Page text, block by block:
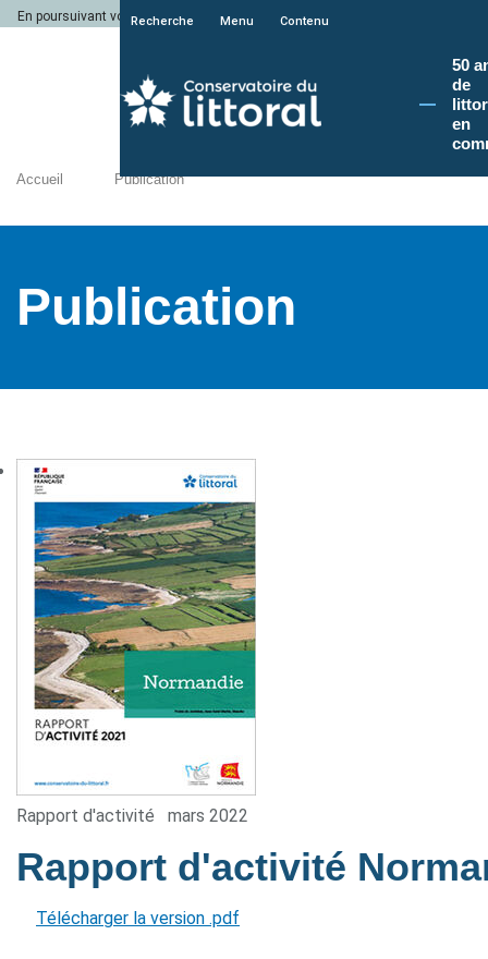
En poursuivant votre navigation sur le site du Conservatoire du littoral, vous
Recherche Menu Contenu
50
de
en
Accueil Publication
Publication
Rapport d'activité mars 2022
Rapport d'activité
Télécharger la version .pdf